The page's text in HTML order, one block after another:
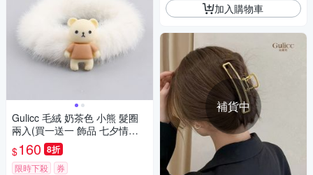
Gulicc 毛絨 奶茶色 小熊 髮圈
兩入(買一送一 飾品 七夕情人
節 髮繩 生日禮物 )
$160 8折
限時下殺 券
加入購物車
補貨中